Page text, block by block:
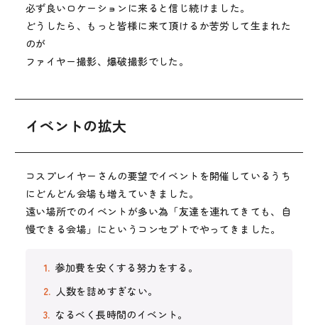
必ず良いロケーションに来ると信じ続けました。
どうしたら、もっと皆様に来て頂けるか苦労して生まれた
のが
ファイヤー撮影、爆破撮影でした。
イベントの拡大
コスプレイヤーさんの要望でイベントを開催しているうち
にどんどん会場も増えていきました。
遠い場所でのイベントが多い為「友達を連れてきても、自
慢できる会場」にというコンセプトでやってきました。
参加費を安くする努力をする。
人数を詰めすぎない。
なるべく長時間のイベント。